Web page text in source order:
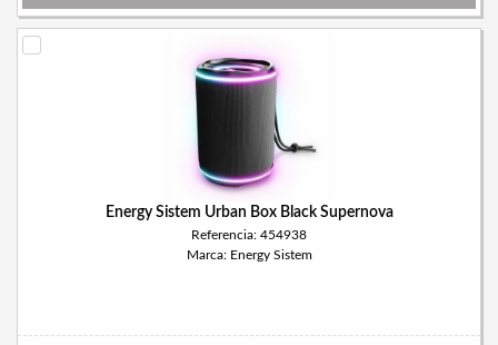
Energy Sistem Urban Box Black Supernova
Referencia: 454938
Marca: Energy Sistem